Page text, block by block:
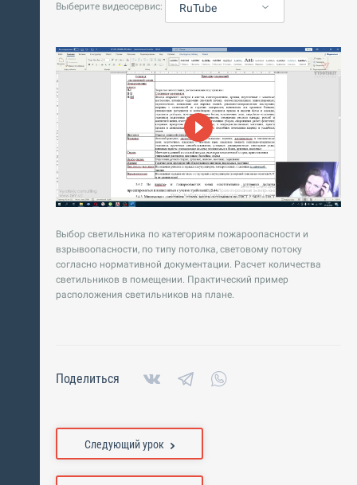
Выберите видеосервис: RuTube
Выбор светильника по категориям пожароопасности и
взрывоопасности, по типу потолка, световому потоку
согласно нормативной документации. Расчет количества
светильников в помещении. Практический пример
расположения светильников на плане.
Поделиться
Следующий урок